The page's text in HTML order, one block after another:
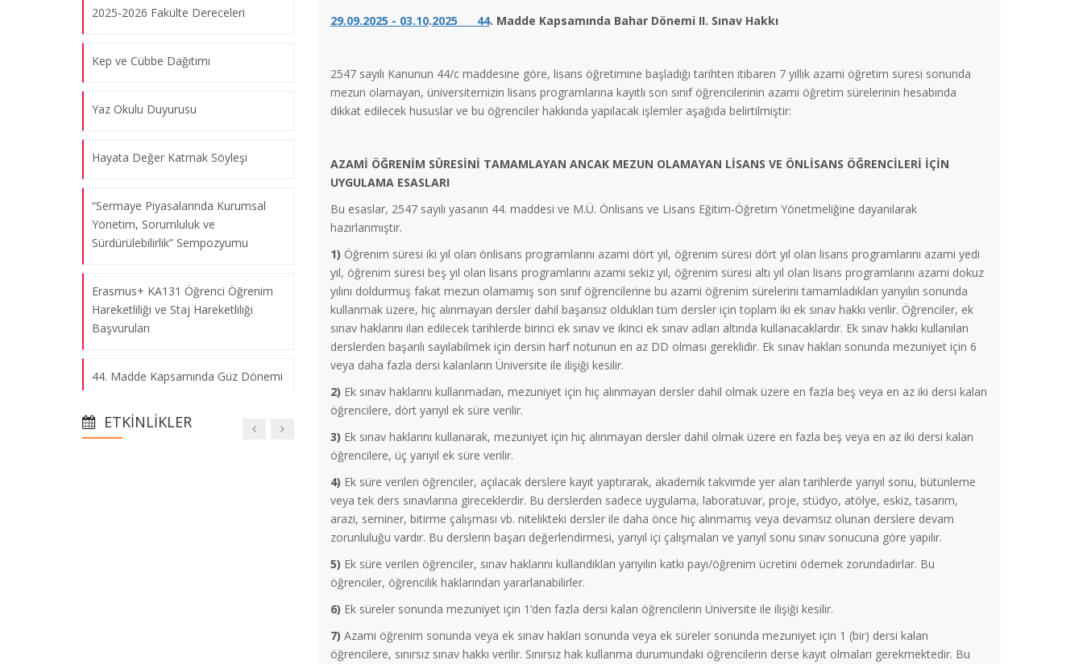
29.09.2025 - 03.10.2025 44. Madde Kapsamında Bahar Dönemi II. Sınav Hakkı
2547 sayılı Kanunun 44/c maddesine göre, lisans öğretimine başladığı tarihten itibaren 7 yıllık azami öğretim süresi sonunda
mezun olamayan, üniversitemizin lisans programlarına kayıtlı son sınıf öğrencilerinin azami öğretim sürelerinin hesabında
dikkat edilecek hususlar ve bu öğrenciler hakkında yapılacak işlemler aşağıda belirtilmiştir:
AZAMİ ÖĞRENİM SÜRESİNİ TAMAMLAYAN ANCAK MEZUN OLAMAYAN LİSANS VE ÖNLİSANS ÖĞRENCİLERİ İÇİN
UYGULAMA ESASLARI
Bu esaslar, 2547 sayılı yasanın 44. maddesi ve M.Ü. Önlisans ve Lisans Eğitim-Öğretim Yönetmeliğine dayanılarak
hazırlanmıştır.
1) Öğrenim süresi iki yıl olan önlisans programlarını azami dört yıl, öğrenim süresi dört yıl olan lisans programlarını azami yedi
yıl, öğrenim süresi beş yıl olan lisans programlarını azami sekiz yıl, öğrenim süresi altı yıl olan lisans programlarını azami dokuz
yılını doldurmuş fakat mezun olamamış son sınıf öğrencilerine bu azami öğrenim sürelerini tamamladıkları yarıyılın sonunda
kullanmak üzere, hiç alınmayan dersler dahil başarısız oldukları tüm dersler için toplam iki ek sınav hakkı verilir. Öğrenciler, ek
sınav haklarını ilan edilecek tarihlerde birinci ek sınav ve ikinci ek sınav adları altında kullanacaklardır. Ek sınav hakkı kullanılan
derslerden başarılı sayılabilmek için dersin harf notunun en az DD olması gereklidir. Ek sınav hakları sonunda mezuniyet için 6
veya daha fazla dersi kalanların Üniversite ile ilişiği kesilir.
2) Ek sınav haklarını kullanmadan, mezuniyet için hiç alınmayan dersler dahil olmak üzere en fazla beş veya en az iki dersi kalan
öğrencilere, dört yarıyıl ek süre verilir.
3) Ek sınav haklarını kullanarak, mezuniyet için hiç alınmayan dersler dahil olmak üzere en fazla beş veya en az iki dersi kalan
öğrencilere, üç yarıyıl ek süre verilir.
4) Ek süre verilen öğrenciler, açılacak derslere kayıt yaptırarak, akademik takvimde yer alan tarihlerde yarıyıl sonu, bütünleme
veya tek ders sınavlarına gireceklerdir. Bu derslerden sadece uygulama, laboratuvar, proje, stüdyo, atölye, eskiz, tasarım,
arazi, seminer, bitirme çalışması vb. nitelikteki dersler ile daha önce hiç alınmamış veya devamsız olunan derslere devam
zorunluluğu vardır. Bu derslerin başarı değerlendirmesi, yarıyıl içi çalışmaları ve yarıyıl sonu sınav sonucuna göre yapılır.
5) Ek süre verilen öğrenciler, sınav haklarını kullandıkları yarıyılın katkı payı/öğrenim ücretini ödemek zorundadırlar. Bu
öğrenciler, öğrencilik haklarından yararlanabilirler.
6) Ek süreler sonunda mezuniyet için 1’den fazla dersi kalan öğrencilerin Üniversite ile ilişiği kesilir.
7) Azami öğrenim sonunda veya ek sınav hakları sonunda veya ek süreler sonunda mezuniyet için 1 (bir) dersi kalan
öğrencilere, sınırsız sınav hakkı verilir. Sınırsız hak kullanma durumundaki öğrencilerin derse kayıt olmaları gerekmektedir. Bu
2025-2026 Fakülte Dereceleri
Kep ve Cübbe Dağıtımı
Yaz Okulu Duyurusu
Hayata Değer Katmak Söyleşi
“Sermaye Piyasalarında Kurumsal
Yönetim, Sorumluluk ve
Sürdürülebilirlik” Sempozyumu
Erasmus+ KA131 Öğrenci Öğrenim
Hareketliliği ve Staj Hareketliliği
Başvuruları
44. Madde Kapsamında Güz Dönemi
2025-2026 Bahar Dönemi Ders
ETKINLIKLER